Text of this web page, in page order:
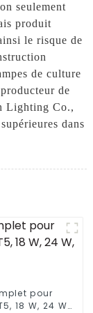
seulement
produit
le risque de
de culture
de
Lighting Co.,
dans
pour
18 W, 24 W,